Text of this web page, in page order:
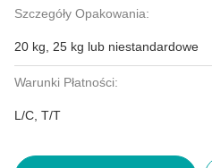
Szczegóły Opakowania:
20 kg, 25 kg lub niestandardowe
Warunki Płatności:
L/C, T/T